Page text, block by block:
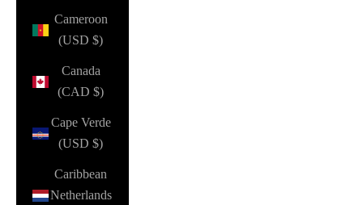
Cameroon
(USD $)
Canada
(CAD $)
Cape Verde
(USD $)
Caribbean
Netherlands